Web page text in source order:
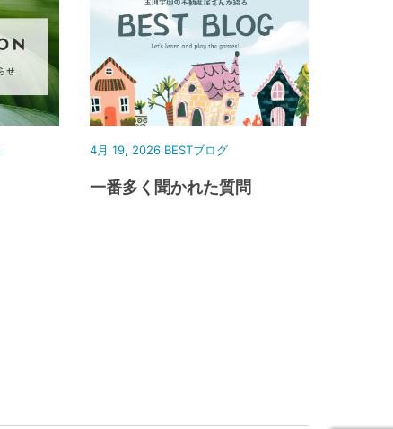
4月 19, 2026 BESTブログ
一番多く聞かれた質問